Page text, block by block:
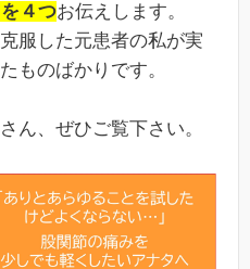
４つお伝えします。
服した元患者の私が実
ものばかりです。
ん、ぜひご覧下さい。